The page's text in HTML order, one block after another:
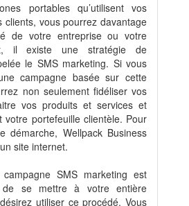
portables qu’utilisent vos
clients, vous pourrez davantage
de votre entreprise ou votre
il existe une stratégie de
le SMS marketing. Si vous
campagne basée sur cette
non seulement fidéliser vos
vos produits et services et
votre portefeuille clientèle. Pour
démarche, Wellpack Business
site internet.
SMS marketing est
se mettre à votre entière
utiliser ce procédé. Vous